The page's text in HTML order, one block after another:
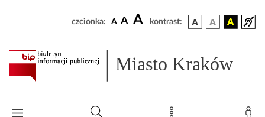
czcionka: A A A kontrast:
Miasto Kraków